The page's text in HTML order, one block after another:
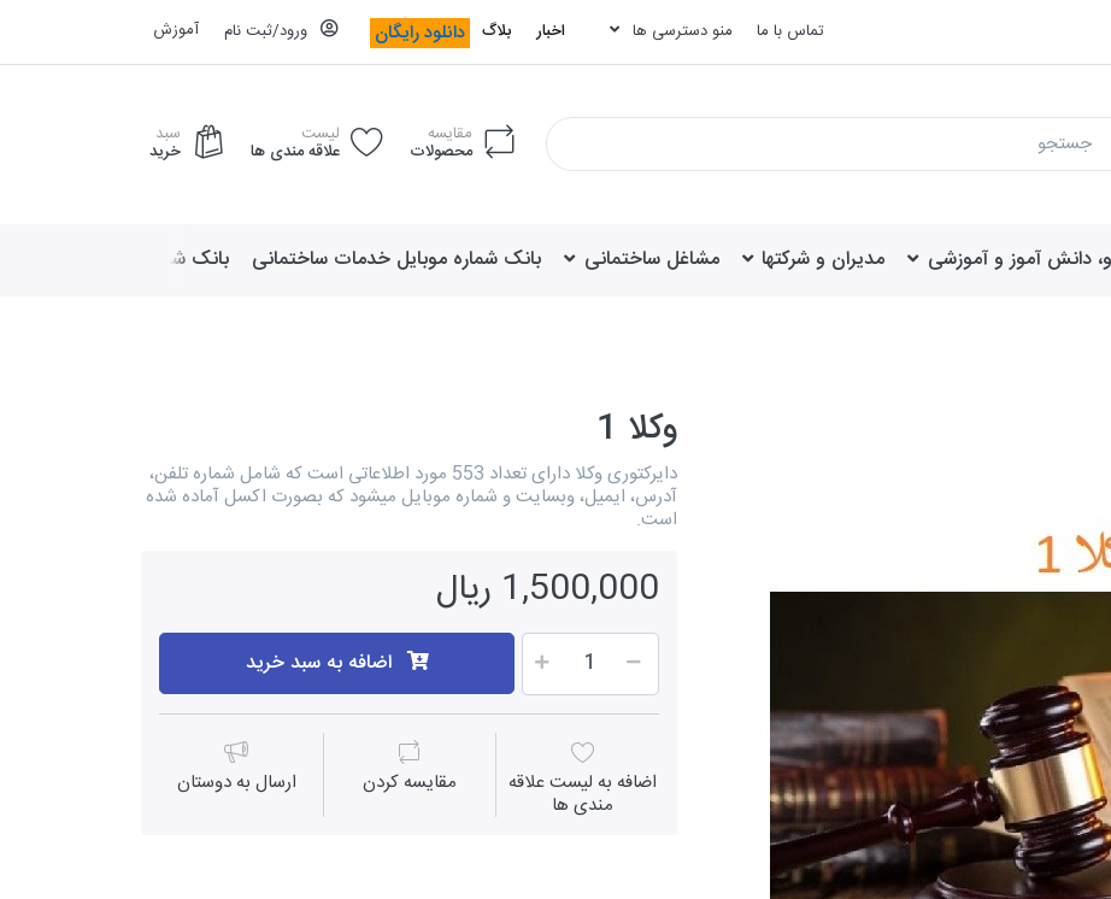
تماس با ما منو دسترسی ها اخبار بلاگ دانلود رایگان ورود/ثبت نام آموزش
مقایسه
محصولات
لیست
علاقه مندی ها
سبد
خرید
دانش آموز و آموزشی مدیران و شرکتها مشاغل ساختمانی بانک شماره موبایل خدمات ساختمانی بانک شماره موبایل لوازم
وکلا 1
دایرکتوری وکلا دارای تعداد 553 مورد اطلاعاتی است که شامل شماره تلفن،
آدرس، ایمیل، وبسایت و شماره موبایل میشود که بصورت اکسل آماده شده
است.
1,500,000 ریال
اضافه به سبد خرید
اضافه به لیست علاقه
مندی ها
مقايسه كردن ارسال به دوستان